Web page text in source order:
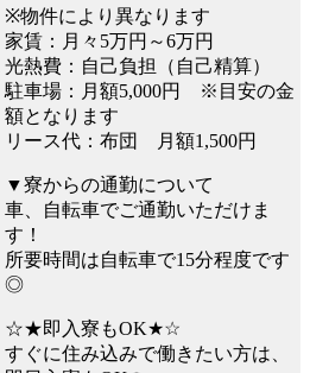
※物件により異なります
家賃：月々5万円～6万円
光熱費：自己負担（自己精算）
駐車場：月額5,000円 ※目安の金
額となります
リース代：布団 月額1,500円
▼寮からの通勤について
車、自転車でご通勤いただけま
す！
所要時間は自転車で15分程度です
◎
☆★即入寮もOK★☆
すぐに住み込みで働きたい方は、